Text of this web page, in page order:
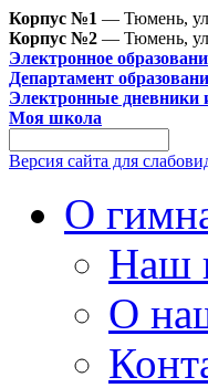
Корпус №1 — Тюмень,
Корпус №2 — Тюмень,
Электронное
Департамент
Электронные дневники
Моя школа
Версия сайта для
О
Наш
О